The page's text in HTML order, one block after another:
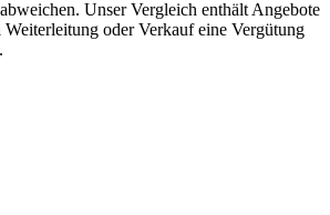
Unser Vergleich enthält Angebote
Weiterleitung oder Verkauf eine Vergütung